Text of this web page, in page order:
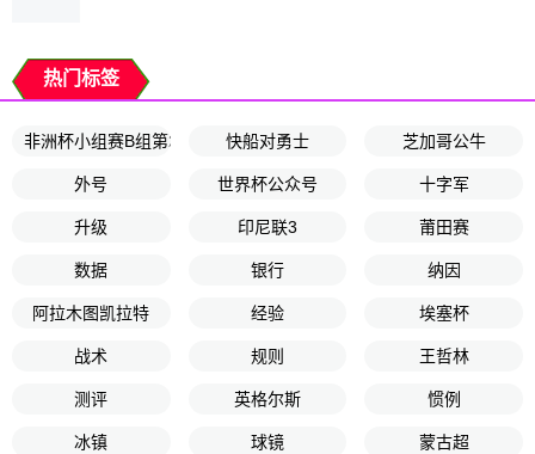
热门标签
非洲杯小组赛B组第2轮 快船对勇士 芝加哥公牛
外号 世界杯公众号 十字军
升级 印尼联3 莆田赛
数据 银行 纳因
阿拉木图凯拉特 经验 埃塞杯
战术 规则 王哲林
测评 英格尔斯 惯例
冰镇 球镜 蒙古超